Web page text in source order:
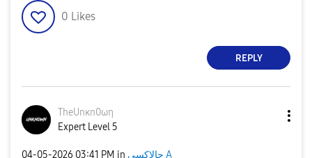
0 Likes
REPLY
TheUnκn0ωη
Expert Level 5
‎04-05-2026 03:41 PM in جالاكسى A